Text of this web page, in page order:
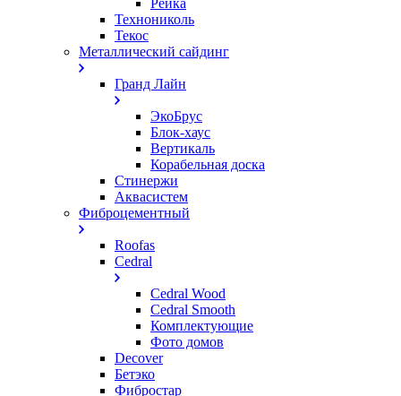
Рейка
Технониколь
Текос
Металлический сайдинг
Гранд Лайн
ЭкоБрус
Блок-хаус
Вертикаль
Корабельная доска
Стинержи
Аквасистем
Фиброцементный
Roofas
Cedral
Cedral Wood
Cedral Smooth
Комплектующие
Фото домов
Decover
Бетэко
Фибростар